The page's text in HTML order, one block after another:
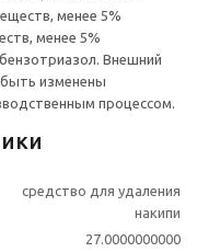
менее 5%
менее 5%
Внешний
быть изменены
процессом.
средство для удаления
накипи
27.0000000000